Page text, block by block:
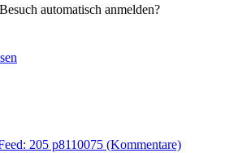
automatisch anmelden?